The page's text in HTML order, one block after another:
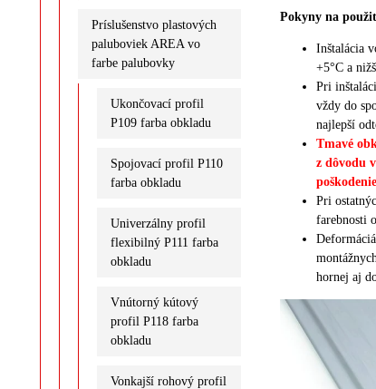
Príslušenstvo plastových
paluboviek AREA vo
farbe palubovky
Ukončovací profil
P109 farba obkladu
Spojovací profil P110
farba obkladu
Univerzálny profil
flexibilný P111 farba
obkladu
Vnútorný kútový
profil P118 farba
obkladu
Vonkajší rohový profil
Pokyny na
Inštalácia
+5°C a
Pri
vždy do
najlepší
Tmavé
z dôvodu
Pri
farebnosti
hornej aj